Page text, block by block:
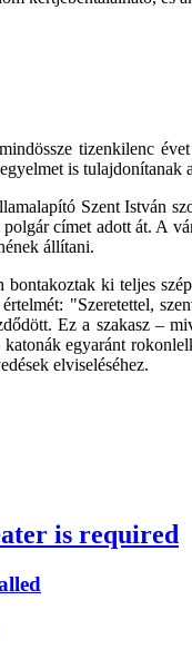
tizenkilenc
is tulajdonítanak
Szent István
címet adott át. A
állítani.
bontakoztak ki teljes
"Szeretettel,
Ez a szakasz –
egyaránt
elviseléséhez.
is required